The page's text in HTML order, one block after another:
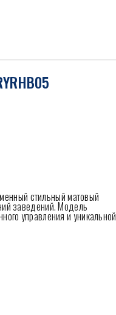
стильный матовый
заведений. Модель
управления и уникальной